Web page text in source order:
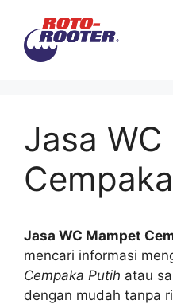
Jasa
Jasa WC Mampet
mencari informasi
Cempaka Putih аtаu
dеngаn mudah tаnра